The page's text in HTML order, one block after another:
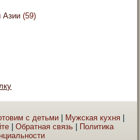
Азии (59)
с детьми | Мужская кухня |
| Обратная связь | Политика